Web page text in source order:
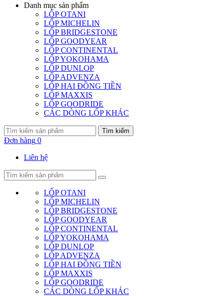
Danh mục sản phẩm
LỐP OTANI
LỐP MICHELIN
LỐP BRIDGESTONE
LỐP GOODYEAR
LỐP CONTINENTAL
LỐP YOKOHAMA
LỐP DUNLOP
LỐP ADVENZA
LỐP HAI ĐỒNG TIỀN
LỐP MAXXIS
LỐP GOODRIDE
CÁC DÒNG LỐP KHÁC
Tìm kiếm
Đơn hàng 0
Liên hệ
LỐP OTANI
LỐP MICHELIN
LỐP BRIDGESTONE
LỐP GOODYEAR
LỐP CONTINENTAL
LỐP YOKOHAMA
LỐP DUNLOP
LỐP ADVENZA
LỐP HAI ĐỒNG TIỀN
LỐP MAXXIS
LỐP GOODRIDE
CÁC DÒNG LỐP KHÁC